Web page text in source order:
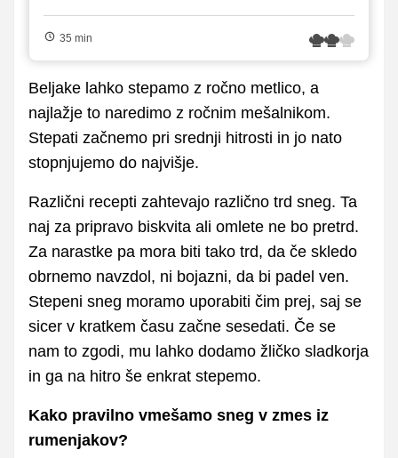
35 min
Beljake lahko stepamo z ročno metlico, a
najlažje to naredimo z ročnim mešalnikom.
Stepati začnemo pri srednji hitrosti in jo nato
stopnjujemo do najvišje.
Različni recepti zahtevajo različno trd sneg. Ta
naj za pripravo biskvita ali omlete ne bo pretrd.
Za narastke pa mora biti tako trd, da če skledo
obrnemo navzdol, ni bojazni, da bi padel ven.
Stepeni sneg moramo uporabiti čim prej, saj se
sicer v kratkem času začne sesedati. Če se
nam to zgodi, mu lahko dodamo žličko sladkorja
in ga na hitro še enkrat stepemo.
Kako pravilno vmešamo sneg v zmes iz
rumenjakov?